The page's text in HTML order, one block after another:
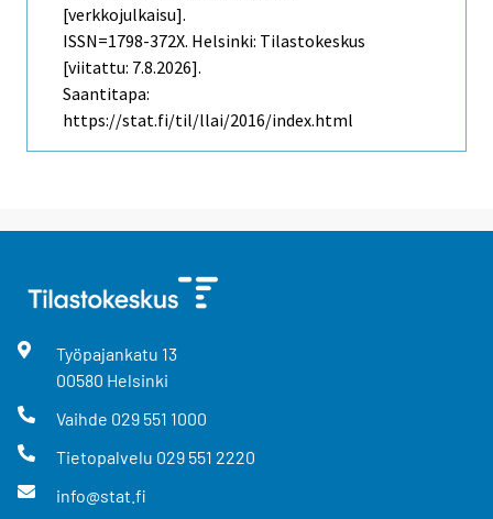
[verkkojulkaisu].
ISSN=1798-372X. Helsinki: Tilastokeskus
[viitattu: 7.8.2026].
Saantitapa:
https://stat.fi/til/llai/2016/index.html
Työpajankatu 13
00580 Helsinki
Vaihde 029 551 1000
Tietopalvelu 029 551 2220
info@stat.fi